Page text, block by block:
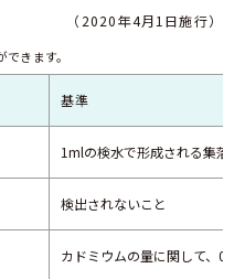
（2020年4月1日施行）
基準
1mlの検水で形成される集落
検出されないこと
カドミウムの量に関して、